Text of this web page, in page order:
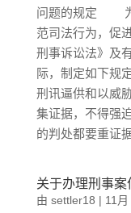
问题的规定 为
范司法行为，促
刑事诉讼法》及
际，制定如下
刑讯逼供和以威
集证据，不得强
的判处都要重证
关于办理刑事
由 settler18 | 11